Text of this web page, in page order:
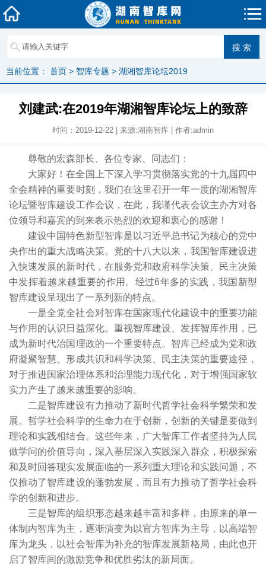
当前位置： 首页 > 智库专题 > 湖湘智库论坛2019
刘建武:在2019年湖湘智库论坛上的致辞
时间：2019-12-22 | 来源:湖南智库 | 作者:admin
尊敬的宏森部长、各位专家、同志们：
大家好！在全国上下深入学习贯彻落实党的十九届四中
全会精神的重要时刻，我们在这里召开一年一度的湖湘智库
论坛暨智库建设工作会议，在此，我谨代表会议主办方对各
位领导和嘉宾的到来表示热烈的欢迎和衷心的感谢！
建设中国特色新型智库是以习近平总书记为核心的党中
央作出的重大战略决策。党的十八大以来，我国智库建设进
入快速发展的新时代，在服务党和政府科学决策、民主决策
中发挥着越来越重要的作用。经过6年多的实践，我国新型
智库建设呈现出了一系列新的特点。
一是全党全社会对智库在国家现代化建设中的重要功能
与作用的认识日益深化。重视智库建设、发挥智库作用，已
成为新时代治国理政的一个重要特点。智库已经成为党和政
府凝聚智慧、形成共识和科学决策、民主决策的重要途径，
对于推进国家治理体系和治理能力现代化，对于增强国家软
实力产生了越来越重要的影响。
二是智库建设有力推动了新时代哲学社会科学繁荣和发
展。哲学社会科学的生命力在于创新，创新的关键是要做到
理论和实践相结合。这些年来，广大智库工作者坚持为人民
做学问的价值导向，深入基层深入实践深入群众，积极探索
和及时回答现实发展面临的一系列重大理论和实践问题，不
仅推动了智库建设的蓬勃发展，而且有力推动了哲学社会科
学的创新和进步。
三是智库的组织形态越来越丰富和多样，由原来的单一
体制内智库为主，逐渐演变为以官方智库为主导，以高端智
库为龙头，以社会智库为补充的智库发展新格局，由此也开
启了智库间的激励竞争和优胜劣汰的新局面。